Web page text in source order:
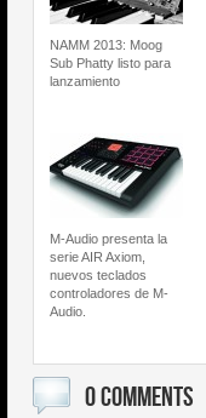
NAMM 2013: Moog
Sub Phatty listo para
lanzamiento
M-Audio presenta la
serie AIR Axiom,
nuevos teclados
controladores de M-
Audio.
0 COMMENTS